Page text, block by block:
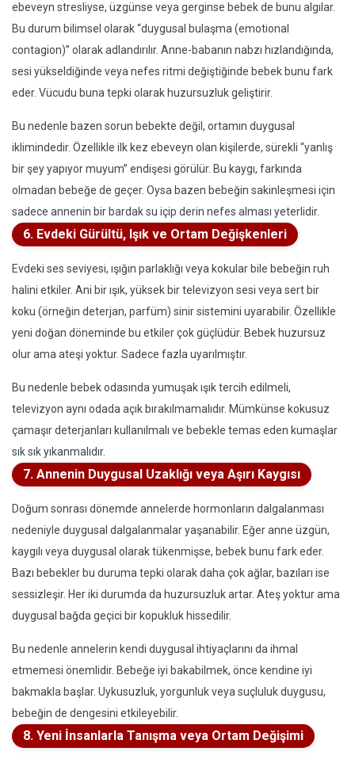
ebeveyn stresliyse, üzgünse veya gerginse bebek de bunu algılar.
Bu durum bilimsel olarak “duygusal bulaşma (emotional
contagion)” olarak adlandırılır. Anne-babanın nabzı hızlandığında,
sesi yükseldiğinde veya nefes ritmi değiştiğinde bebek bunu fark
eder. Vücudu buna tepki olarak huzursuzluk geliştirir.
Bu nedenle bazen sorun bebekte değil, ortamın duygusal
iklimindedir. Özellikle ilk kez ebeveyn olan kişilerde, sürekli “yanlış
bir şey yapıyor muyum” endişesi görülür. Bu kaygı, farkında
olmadan bebeğe de geçer. Oysa bazen bebeğin sakinleşmesi için
sadece annenin bir bardak su içip derin nefes alması yeterlidir.
6. Evdeki Gürültü, Işık ve Ortam Değişkenleri
Evdeki ses seviyesi, ışığın parlaklığı veya kokular bile bebeğin ruh
halini etkiler. Ani bir ışık, yüksek bir televizyon sesi veya sert bir
koku (örneğin deterjan, parfüm) sinir sistemini uyarabilir. Özellikle
yeni doğan döneminde bu etkiler çok güçlüdür. Bebek huzursuz
olur ama ateşi yoktur. Sadece fazla uyarılmıştır.
Bu nedenle bebek odasında yumuşak ışık tercih edilmeli,
televizyon aynı odada açık bırakılmamalıdır. Mümkünse kokusuz
çamaşır deterjanları kullanılmalı ve bebekle temas eden kumaşlar
sık sık yıkanmalıdır.
7. Annenin Duygusal Uzaklığı veya Aşırı Kaygısı
Doğum sonrası dönemde annelerde hormonların dalgalanması
nedeniyle duygusal dalgalanmalar yaşanabilir. Eğer anne üzgün,
kaygılı veya duygusal olarak tükenmişse, bebek bunu fark eder.
Bazı bebekler bu duruma tepki olarak daha çok ağlar, bazıları ise
sessizleşir. Her iki durumda da huzursuzluk artar. Ateş yoktur ama
duygusal bağda geçici bir kopukluk hissedilir.
Bu nedenle annelerin kendi duygusal ihtiyaçlarını da ihmal
etmemesi önemlidir. Bebeğe iyi bakabilmek, önce kendine iyi
bakmakla başlar. Uykusuzluk, yorgunluk veya suçluluk duygusu,
bebeğin de dengesini etkileyebilir.
8. Yeni İnsanlarla Tanışma veya Ortam Değişimi